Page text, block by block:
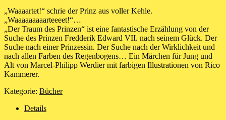
„Waaaartet!“ schrie der Prinz aus voller Kehle.
„Waaaaaaaaarteeeet!“…
„Der Traum des Prinzen“ ist eine fantastische Erzählung von der
Suche des Prinzen Fredderik Edward VII. nach seinem Glück. Der
Suche nach einer Prinzessin. Der Suche nach der Wirklichkeit und
nach allen Farben des Regenbogens… Ein Märchen für Jung und
Alt von Marcel-Philipp Werdier mit farbigen Illustrationen von Rico
Kammerer.
Kategorie: Bücher
Details